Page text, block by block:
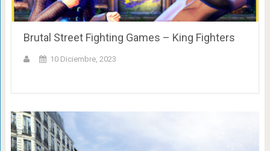
Brutal Street Fighting Games – King Fighters
10 Diciembre, 2023